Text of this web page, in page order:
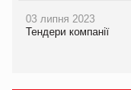
03 липня 2023
Тендери компанії